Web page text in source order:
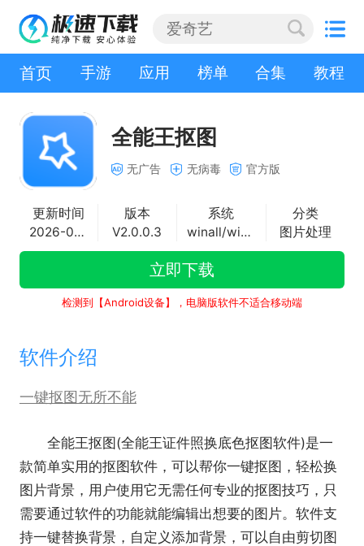
首页 手游 应用 榜单 合集 教程
全能王抠图
无广告 无病毒 官方版
更新时间
2026-07-15
版本
V2.0.0.3
系统
winall/win7/win10/win11
分类
图片处理
立即下载
检测到【Android设备】，电脑版软件不适合移动端
软件介绍
一键抠图无所不能
全能王抠图(全能王证件照换底色抠图软件)是一
款简单实用的抠图软件，可以帮你一键抠图，轻松换
图片背景，用户使用它无需任何专业的抠图技巧，只
需要通过软件的功能就能编辑出想要的图片。软件支
持一键替换背景，自定义添加背景，可以自由剪切图